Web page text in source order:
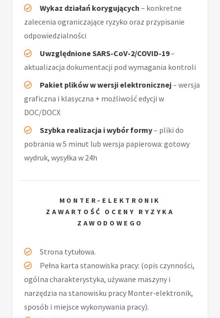
Wykaz działań korygujących – konkretne
zalecenia ograniczające ryzyko oraz przypisanie
odpowiedzialności
Uwzględnione SARS-CoV-2/COVID-19–
aktualizacja dokumentacji pod wymagania kontroli
Pakiet plików w wersji elektronicznej– wersja
graficzna i klasyczna + możliwość edycji w
DOC/DOCX
Szybka realizacja i wybór formy– pliki do
pobrania w 5 minut lub wersja papierowa: gotowy
wydruk, wysyłka w 24h
MONTER-ELEKTRONIK
ZAWARTOŚĆ OCENY RYZYKA
ZAWODOWEGO
Strona tytułowa.
Pełna karta stanowiska pracy: (opis czynności,
ogólna charakterystyka, używane maszyny i
narzędzia na stanowisku pracy Monter-elektronik,
sposób i miejsce wykonywania pracy).